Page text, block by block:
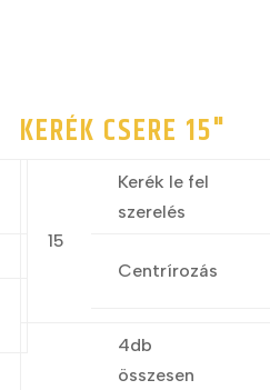
KERÉK CSERE 15"
15
Kerék le fel
szerelés
Centrírozás
4db
összesen